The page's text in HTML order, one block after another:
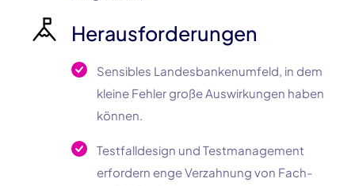
Herausforderungen
Sensibles Landesbankenumfeld, in dem
kleine Fehler große Auswirkungen haben
können.
Testfalldesign und Testmanagement
erfordern enge Verzahnung von Fach-